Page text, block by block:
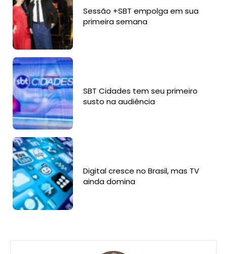
Sessão +SBT empolga em sua
primeira semana
SBT Cidades tem seu primeiro
susto na audiência
Digital cresce no Brasil, mas TV
ainda domina